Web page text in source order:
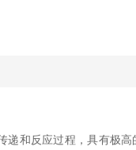
递和反应过程，具有极